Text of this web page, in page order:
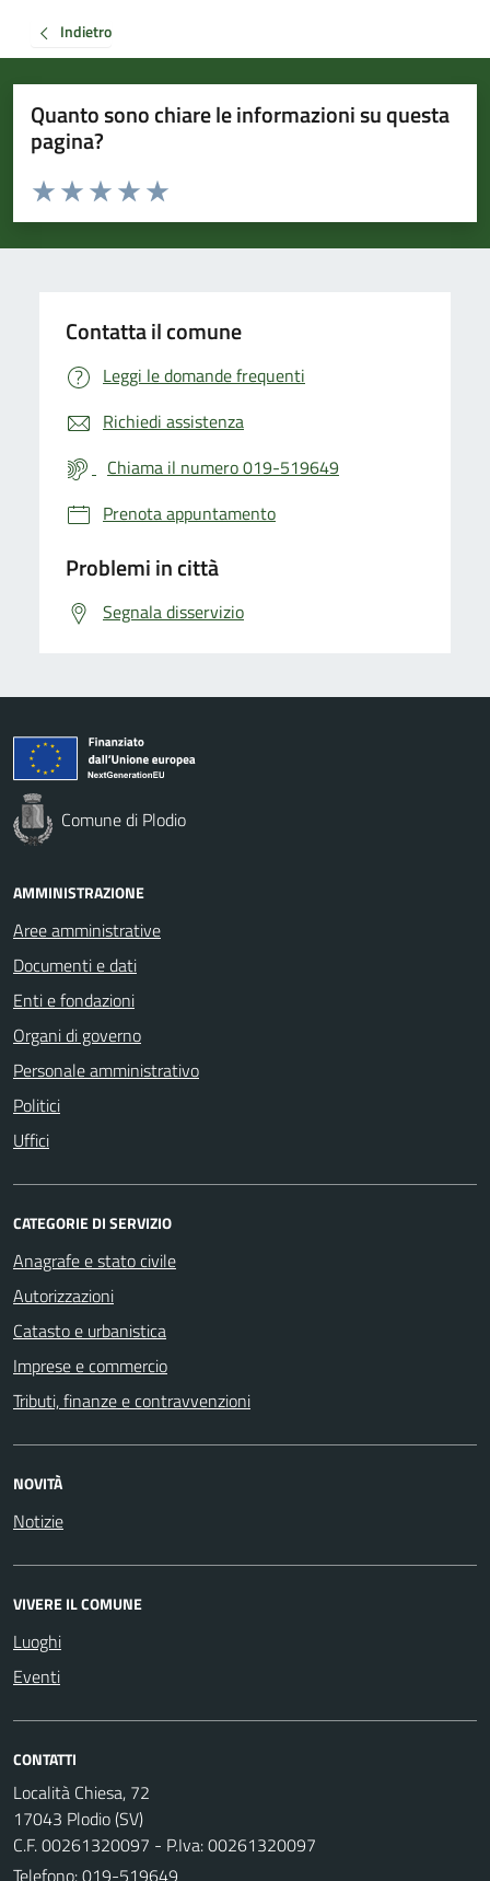
Indietro
Quanto sono chiare le informazioni su questa
pagina?
Valuta da 1 a 5 stelle la pagina
Valuta 5 stelle su 5
Valuta 4 stelle su 5
Valuta 3 stelle su 5
Valuta 2 stelle su 5
Valuta 1 stelle su 5
Contatta il comune
Leggi le domande frequenti
Richiedi assistenza
Chiama il numero 019-519649
Prenota appuntamento
Problemi in città
Segnala disservizio
Comune di Plodio
AMMINISTRAZIONE
Aree amministrative
Documenti e dati
Enti e fondazioni
Organi di governo
Personale amministrativo
Politici
Uffici
CATEGORIE DI SERVIZIO
Anagrafe e stato civile
Autorizzazioni
Catasto e urbanistica
Imprese e commercio
Tributi, finanze e contravvenzioni
NOVITÀ
Notizie
VIVERE IL COMUNE
Luoghi
Eventi
CONTATTI
Località Chiesa, 72
17043 Plodio (SV)
C.F. 00261320097 - P.Iva: 00261320097
Telefono:019-519649